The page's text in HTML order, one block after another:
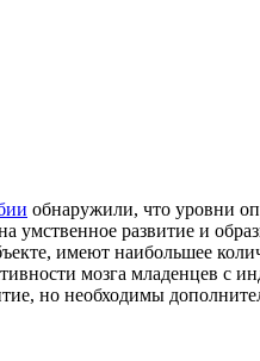
обнаружили, что уровни
умственное развитие и
имеют наибольшее
мозга младенцев
но необходимы